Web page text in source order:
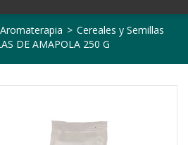
Aromaterapia > Cereales y Semillas
DE AMAPOLA 250 G